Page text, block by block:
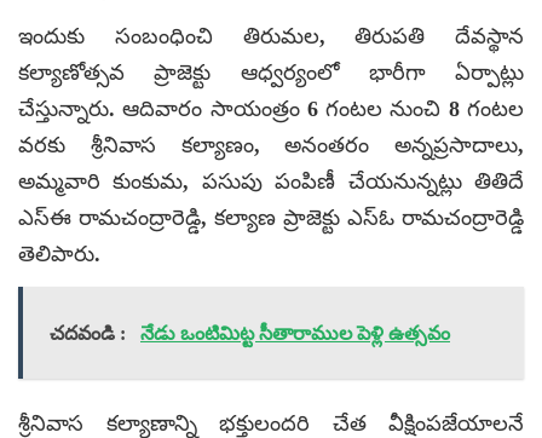
ఇందుకు సంబంధించి తిరుమల, తిరుపతి దేవస్థాన
కల్యాణోత్సవ ప్రాజెక్టు ఆధ్వర్యంలో భారీగా ఏర్పాట్లు
చేస్తున్నారు. ఆదివారం సాయంత్రం 6 గంటల నుంచి 8 గంటల
వరకు శ్రీనివాస కల్యాణం, అనంతరం అన్నప్రసాదాలు,
అమ్మవారి కుంకుమ, పసుపు పంపిణీ చేయనున్నట్లు తితిదే
ఎస్ఈ రామచంద్రారెడ్డి, కల్యాణ ప్రాజెక్టు ఎస్ఓ రామచంద్రారెడ్డి
తెలిపారు.
చదవండి : నేడు ఒంటిమిట్ట సీతారాముల పెళ్లి ఉత్సవం
శ్రీనివాస కల్యాణాన్ని భక్తులందరి చేత వీక్షింపజేయాలనే